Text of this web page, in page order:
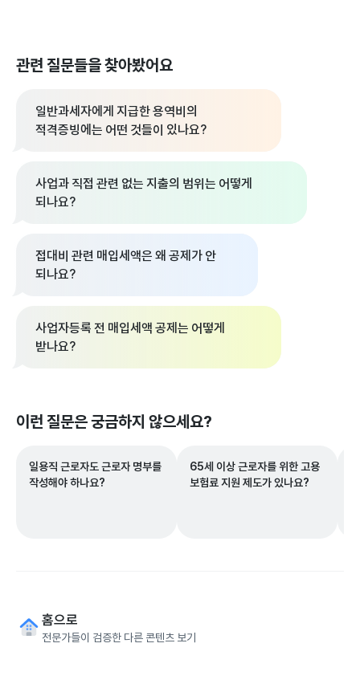
관련 질문들을 찾아봤어요
일반과세자에게 지급한 용역비의
적격증빙에는 어떤 것들이 있나요?
사업과 직접 관련 없는 지출의 범위는 어떻게
되나요?
접대비 관련 매입세액은 왜 공제가 안
되나요?
사업자등록 전 매입세액 공제는 어떻게
받나요?
이런 질문은 궁금하지 않으세요?
일용직 근로자도 근로자 명부를
작성해야 하나요?
65세 이상 근로자를 위한 고용
보험료 지원 제도가 있나요?
홈으로
전문가들이 검증한 다른 콘텐츠 보기